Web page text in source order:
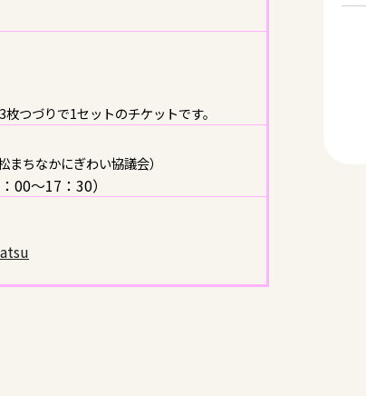
つづりで1セットのチケットです。
ちなかにぎわい協議会）
：00～17：30）